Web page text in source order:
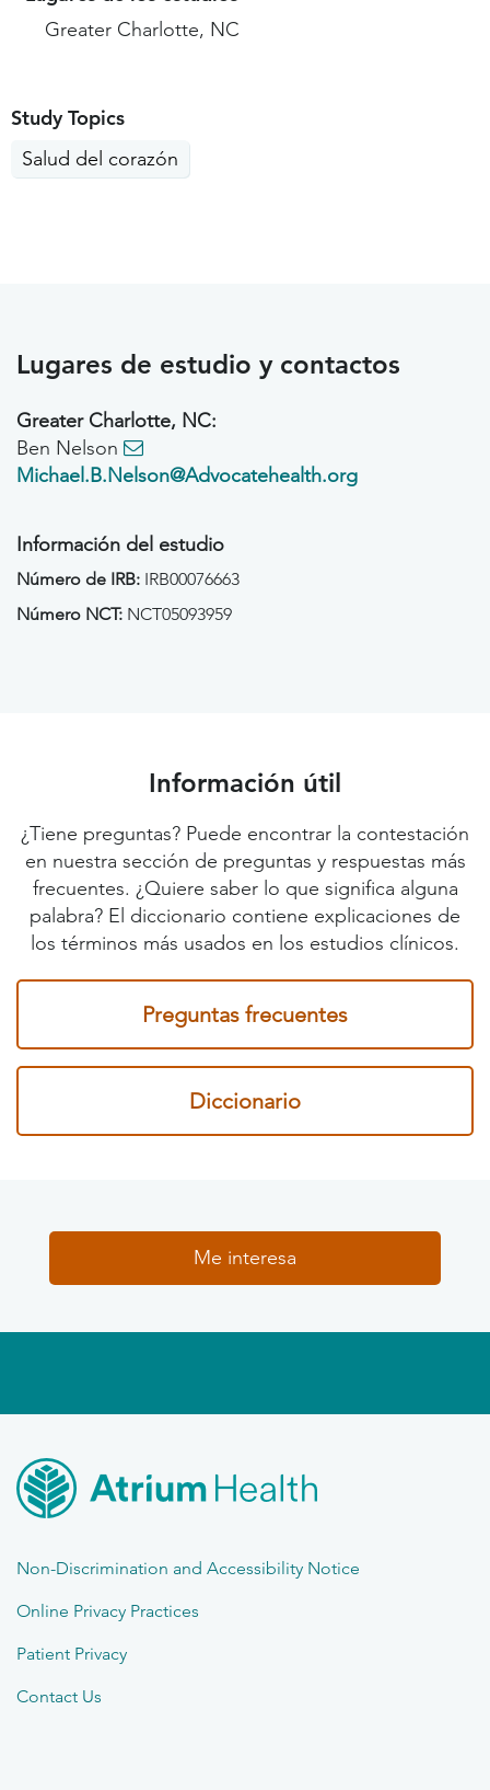
Greater Charlotte, NC
Study Topics
Salud del corazón
Lugares de estudio y contactos
Greater Charlotte, NC:
Ben Nelson
Michael.B.Nelson@Advocatehealth.org
Información del estudio
Número de IRB: IRB00076663
Número NCT: NCT05093959
Información útil
¿Tiene preguntas? Puede encontrar la contestación
en nuestra sección de preguntas y respuestas más
frecuentes. ¿Quiere saber lo que significa alguna
palabra? El diccionario contiene explicaciones de
los términos más usados en los estudios clínicos.
Preguntas frecuentes
Diccionario
Me interesa
Non-Discrimination and Accessibility Notice
Online Privacy Practices
Patient Privacy
Contact Us